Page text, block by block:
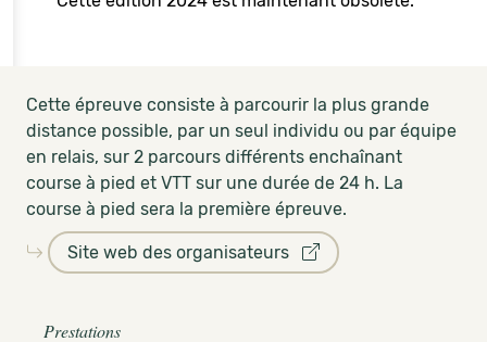
Cette épreuve consiste à parcourir la plus grande
distance possible, par un seul individu ou par équipe
en relais, sur 2 parcours différents enchaînant
course à pied et VTT sur une durée de 24 h. La
course à pied sera la première épreuve.
Site web des organisateurs
Prestations